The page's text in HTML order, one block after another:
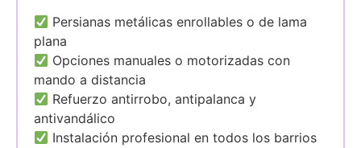
Persianas metálicas enrollables o de lama
plana
Opciones manuales o motorizadas con
mando a distancia
Refuerzo antirrobo, antipalanca y
antivandálico
Instalación profesional en todos los barrios